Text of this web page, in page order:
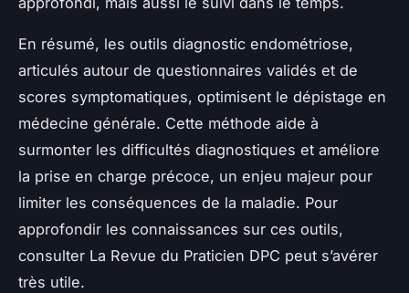
En résumé, les outils diagnostic endométriose,
articulés autour de questionnaires validés et de
scores symptomatiques, optimisent le dépistage en
médecine générale. Cette méthode aide à
surmonter les difficultés diagnostiques et améliore
la prise en charge précoce, un enjeu majeur pour
limiter les conséquences de la maladie. Pour
approfondir les connaissances sur ces outils,
consulter La Revue du Praticien DPC peut s’avérer
très utile.